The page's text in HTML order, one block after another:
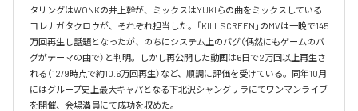
タリングはWONKの井上幹が、ミックスはYUKIらの曲をミックスしている
コレナガタクロウが、それぞれ担当した。「KILL SCREEN」のMVは一晩で145
万回再生し話題となったが、のちにシステム上のバグ（偶然にもゲームのバ
グがテーマの曲で）と判明。しかし再公開した動画は6日で2万回以上再生さ
れる（12/9時点で約10.6万回再生）など、順調に評価を受けている。同年10月
にはグループ史上最大キャパとなる下北沢シャングリラにてワンマンライブ
を開催、会場満員にて成功を収めた。